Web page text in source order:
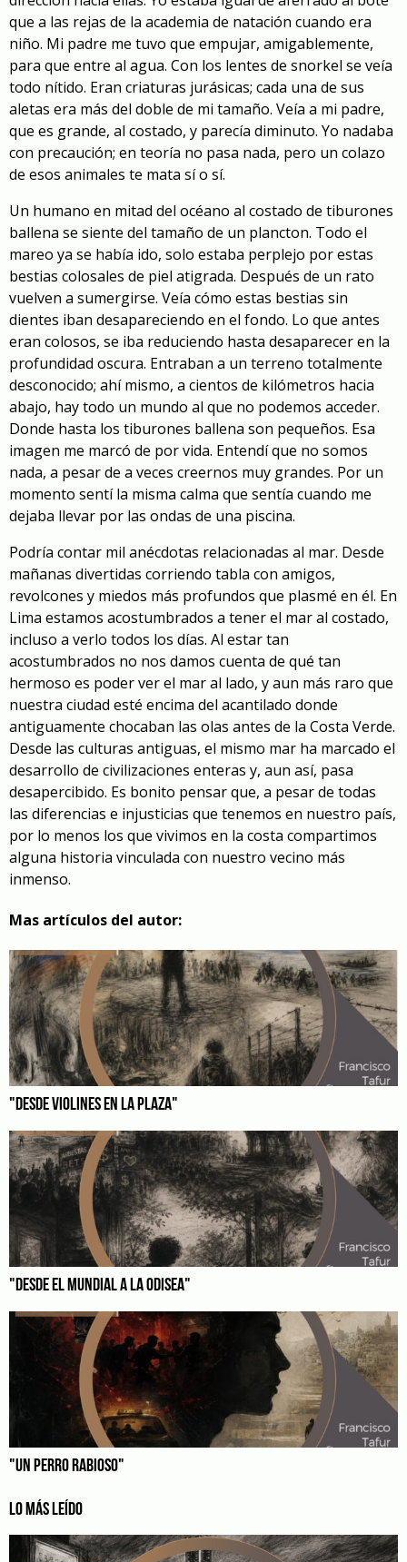
que a las rejas de la academia de natación cuando era
niño. Mi padre me tuvo que empujar, amigablemente,
para que entre al agua. Con los lentes de snorkel se veía
todo nítido. Eran criaturas jurásicas; cada una de sus
aletas era más del doble de mi tamaño. Veía a mi padre,
que es grande, al costado, y parecía diminuto. Yo nadaba
con precaución; en teoría no pasa nada, pero un colazo
de esos animales te mata sí o sí.
Un humano en mitad del océano al costado de tiburones
ballena se siente del tamaño de un plancton. Todo el
mareo ya se había ido, solo estaba perplejo por estas
bestias colosales de piel atigrada. Después de un rato
vuelven a sumergirse. Veía cómo estas bestias sin
dientes iban desapareciendo en el fondo. Lo que antes
eran colosos, se iba reduciendo hasta desaparecer en la
profundidad oscura. Entraban a un terreno totalmente
desconocido; ahí mismo, a cientos de kilómetros hacia
abajo, hay todo un mundo al que no podemos acceder.
Donde hasta los tiburones ballena son pequeños. Esa
imagen me marcó de por vida. Entendí que no somos
nada, a pesar de a veces creernos muy grandes. Por un
momento sentí la misma calma que sentía cuando me
dejaba llevar por las ondas de una piscina.
Podría contar mil anécdotas relacionadas al mar. Desde
mañanas divertidas corriendo tabla con amigos,
revolcones y miedos más profundos que plasmé en él. En
Lima estamos acostumbrados a tener el mar al costado,
incluso a verlo todos los días. Al estar tan
acostumbrados no nos damos cuenta de qué tan
hermoso es poder ver el mar al lado, y aun más raro que
nuestra ciudad esté encima del acantilado donde
antiguamente chocaban las olas antes de la Costa Verde.
Desde las culturas antiguas, el mismo mar ha marcado el
desarrollo de civilizaciones enteras y, aun así, pasa
desapercibido. Es bonito pensar que, a pesar de todas
las diferencias e injusticias que tenemos en nuestro país,
por lo menos los que vivimos en la costa compartimos
alguna historia vinculada con nuestro vecino más
inmenso.
Mas artículos del autor:
"DESDE VIOLINES EN LA PLAZA"
"DESDE EL MUNDIAL A LA ODISEA"
"UN PERRO RABIOSO"
LO MÁS LEÍDO